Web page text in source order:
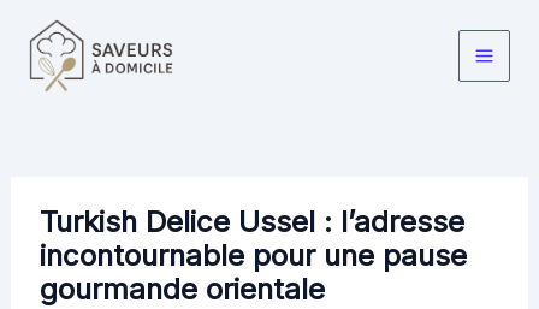
contenu
Main
Turkish Delice Ussel : l’adresse
incontournable pour une pause
gourmande orientale